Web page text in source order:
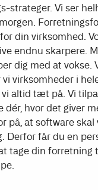
strateger. Vi ser
din virksomhed.
endnu skarpere.
dig med at
virksomheder i
altid tæt på. Vi
hvor det giver
på, at software
får du en
tage din